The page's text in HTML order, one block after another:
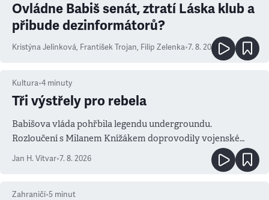
Ovládne Babiš senát, ztratí Láska klub a
přibude dezinformátorů?
Kristýna Jelínková, František Trojan, Filip Zelenka•7. 8. 2026
Kultura•4 minuty
Tři výstřely pro rebela
Babišova vláda pohřbila legendu undergroundu.
Rozloučení s Milanem Knížákem doprovodily vojenské
salvy i kritika pokrokářů
Jan H. Vitvar•7. 8. 2026
Zahraničí•5 minut